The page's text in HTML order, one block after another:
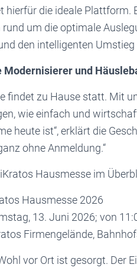
hierfür die ideale Plattform.
rund um die optimale
den intelligenten
Modernisierer und
findet zu Hause statt. Mit
wie einfach und
heute ist“, erklärt die
ohne Anmeldung.“
Hausmesse im
2026
13. Juni 2026; von
vor Ort ist gesorgt. Der